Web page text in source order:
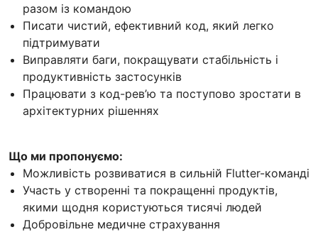
разом із командою
Писати чистий, ефективний код, який легко
підтримувати
Виправляти баги, покращувати стабільність і
продуктивність застосунків
Працювати з код-рев’ю та поступово зростати в
архітектурних рішеннях
Що ми пропонуємо:
Можливість розвиватися в сильній Flutter-команді
Участь у створенні та покращенні продуктів,
якими щодня користуються тисячі людей
Добровільне медичне страхування